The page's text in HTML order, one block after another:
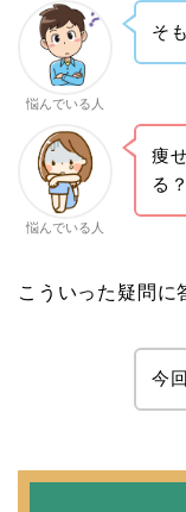
悩んでいる人
そ
悩んでいる人
痩
る？
こういった疑問に
今